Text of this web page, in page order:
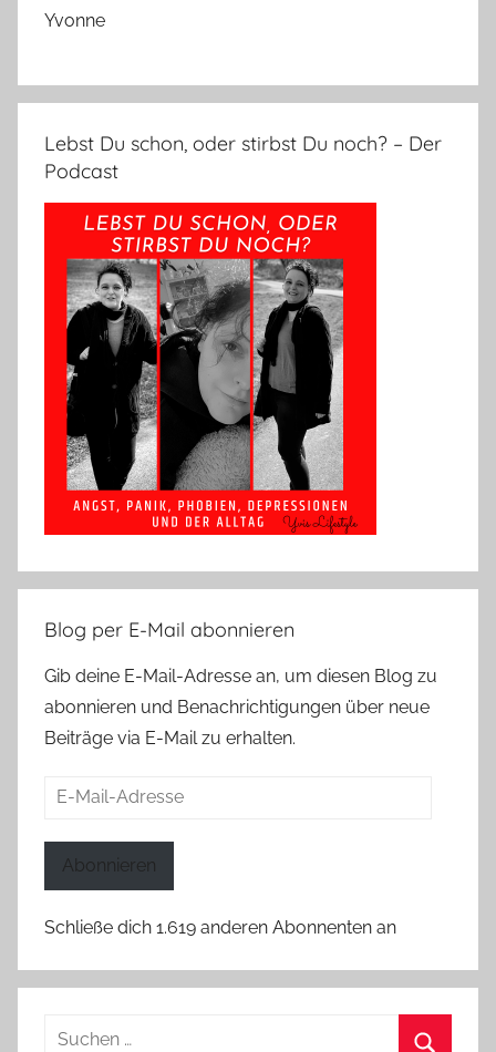
Yvonne
Lebst Du schon, oder stirbst Du noch? – Der
Podcast
Blog per E-Mail abonnieren
Gib deine E-Mail-Adresse an, um diesen Blog zu
abonnieren und Benachrichtigungen über neue
Beiträge via E-Mail zu erhalten.
E-
Abonnieren
Schließe dich 1.619 anderen Abonnenten an
Suchen